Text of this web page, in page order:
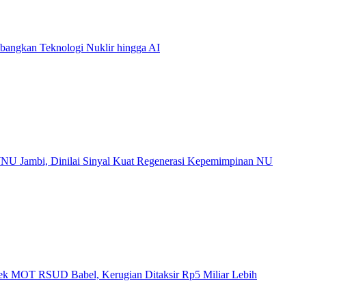
Teknologi Nuklir hingga AI
Jambi, Dinilai Sinyal Kuat Regenerasi Kepemimpinan NU
MOT RSUD Babel, Kerugian Ditaksir Rp5 Miliar Lebih